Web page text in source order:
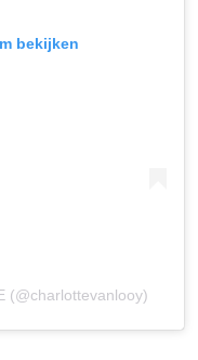
bekijken
(@charlottevanlooy)